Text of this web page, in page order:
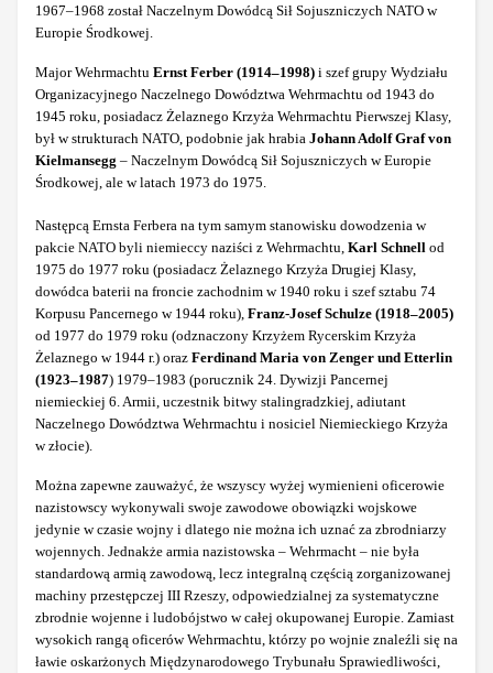
1967–1968 został Naczelnym Dowódcą Sił Sojuszniczych NATO w
Europie Środkowej.
Major Wehrmachtu Ernst Ferber (1914‒1998) i szef grupy Wydziału
Organizacyjnego Naczelnego Dowództwa Wehrmachtu od 1943 do
1945 roku, posiadacz Żelaznego Krzyża Wehrmachtu Pierwszej Klasy,
był w strukturach NATO, podobnie jak hrabia Johann Adolf Graf von
Kielmansegg – Naczelnym Dowódcą Sił Sojuszniczych w Europie
Środkowej, ale w latach 1973 do 1975.
Następcą Ernsta Ferbera na tym samym stanowisku dowodzenia w
pakcie NATO byli niemieccy naziści z Wehrmachtu, Karl Schnell od
1975 do 1977 roku (posiadacz Żelaznego Krzyża Drugiej Klasy,
dowódca baterii na froncie zachodnim w 1940 roku i szef sztabu 74
Korpusu Pancernego w 1944 roku), Franz-Josef Schulze (1918‒2005)
od 1977 do 1979 roku (odznaczony Krzyżem Rycerskim Krzyża
Żelaznego w 1944 r.) oraz Ferdinand Maria von Zenger und Etterlin
(1923‒1987) 1979–1983 (porucznik 24. Dywizji Pancernej
niemieckiej 6. Armii, uczestnik bitwy stalingradzkiej, adiutant
Naczelnego Dowództwa Wehrmachtu i nosiciel Niemieckiego Krzyża
w złocie).
Można zapewne zauważyć, że wszyscy wyżej wymienieni oficerowie
nazistowscy wykonywali swoje zawodowe obowiązki wojskowe
jedynie w czasie wojny i dlatego nie można ich uznać za zbrodniarzy
wojennych. Jednakże armia nazistowska – Wehrmacht – nie była
standardową armią zawodową, lecz integralną częścią zorganizowanej
machiny przestępczej III Rzeszy, odpowiedzialnej za systematyczne
zbrodnie wojenne i ludobójstwo w całej okupowanej Europie. Zamiast
wysokich rangą oficerów Wehrmachtu, którzy po wojnie znaleźli się na
ławie oskarżonych Międzynarodowego Trybunału Sprawiedliwości,